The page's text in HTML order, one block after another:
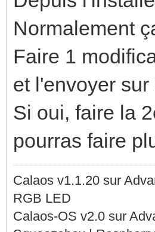
Normalement
Faire 1
et l'envoyer
Si oui, faire la
pourras faire
Calaos v1.1.20 sur
RGB LED
Calaos-OS v2.0 sur